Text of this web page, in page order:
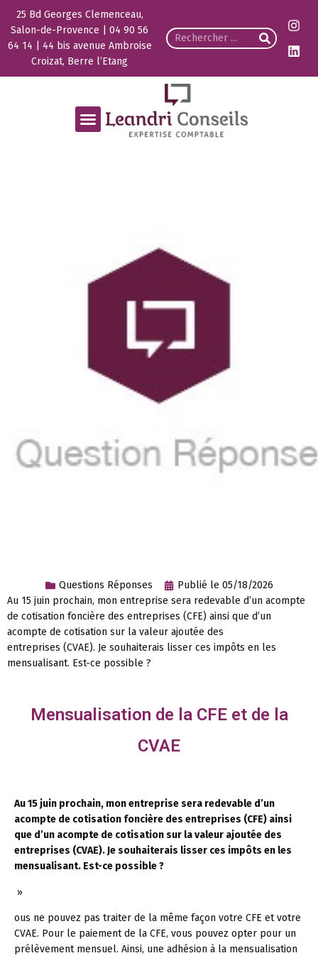
25 Bd Georges Clemenceau,
Salon-de-Provence | 04 90 56
64 14 | 44 bis avenue Ambroise
Croizat, Berre l’Etang
Questions Réponses Publié le 05/18/2026
Au 15 juin prochain, mon entreprise sera redevable d’un acompte
de cotisation foncière des entreprises (CFE) ainsi que d’un
acompte de cotisation sur la valeur ajoutée des
entreprises (CVAE). Je souhaiterais lisser ces impôts en les
mensualisant. Est-ce possible ?
Mensualisation de la CFE et de la
CVAE
Au 15 juin prochain, mon entreprise sera redevable d’un
acompte de cotisation foncière des entreprises (CFE) ainsi
que d’un acompte de cotisation sur la valeur ajoutée des
entreprises (CVAE). Je souhaiterais lisser ces impôts en les
mensualisant. Est-ce possible ?
»
ous ne pouvez pas traiter de la même façon votre CFE et votre
CVAE. Pour le paiement de la CFE, vous pouvez opter pour un
prélèvement mensuel. Ainsi, une adhésion à la mensualisation